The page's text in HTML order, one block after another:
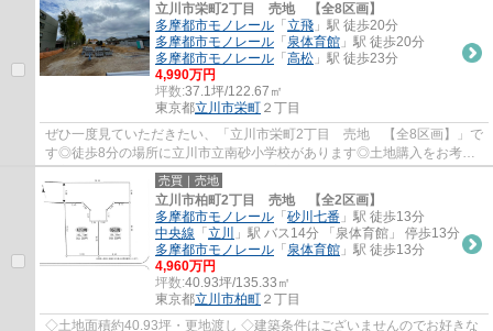
立川市栄町2丁目 売地 【全8区画】
多摩都市モノレール 「 立飛 」駅 徒歩20分
多摩都市モノレール 「 泉体育館 」駅 徒歩20分
多摩都市モノレール 「 高松 」駅 徒歩23分
4,990万円
坪数:37.1坪/122.67㎡
東京都立川市栄町 ２丁目
ぜひ一度見ていただきたい、「立川市栄町2丁目 売地 【全8区画】」で
す◎徒歩8分の場所に立川市立南砂小学校があります◎土地購入をお考え
の方にイチオシの売地がこちらです◎安定した...
売買｜売地
立川市柏町2丁目 売地 【全2区画】
多摩都市モノレール 「 砂川七番 」駅 徒歩13分
中央線 「 立川
」駅 バス14分 「泉体育館」 停歩13分
多摩都市モノレール 「 泉体育館 」駅 徒歩13分
4,960万円
坪数:40.93坪/135.33㎡
東京都立川市柏町 ２丁目
◇土地面積約40.93坪・更地渡し ◇建築条件はございませんのでお好きな